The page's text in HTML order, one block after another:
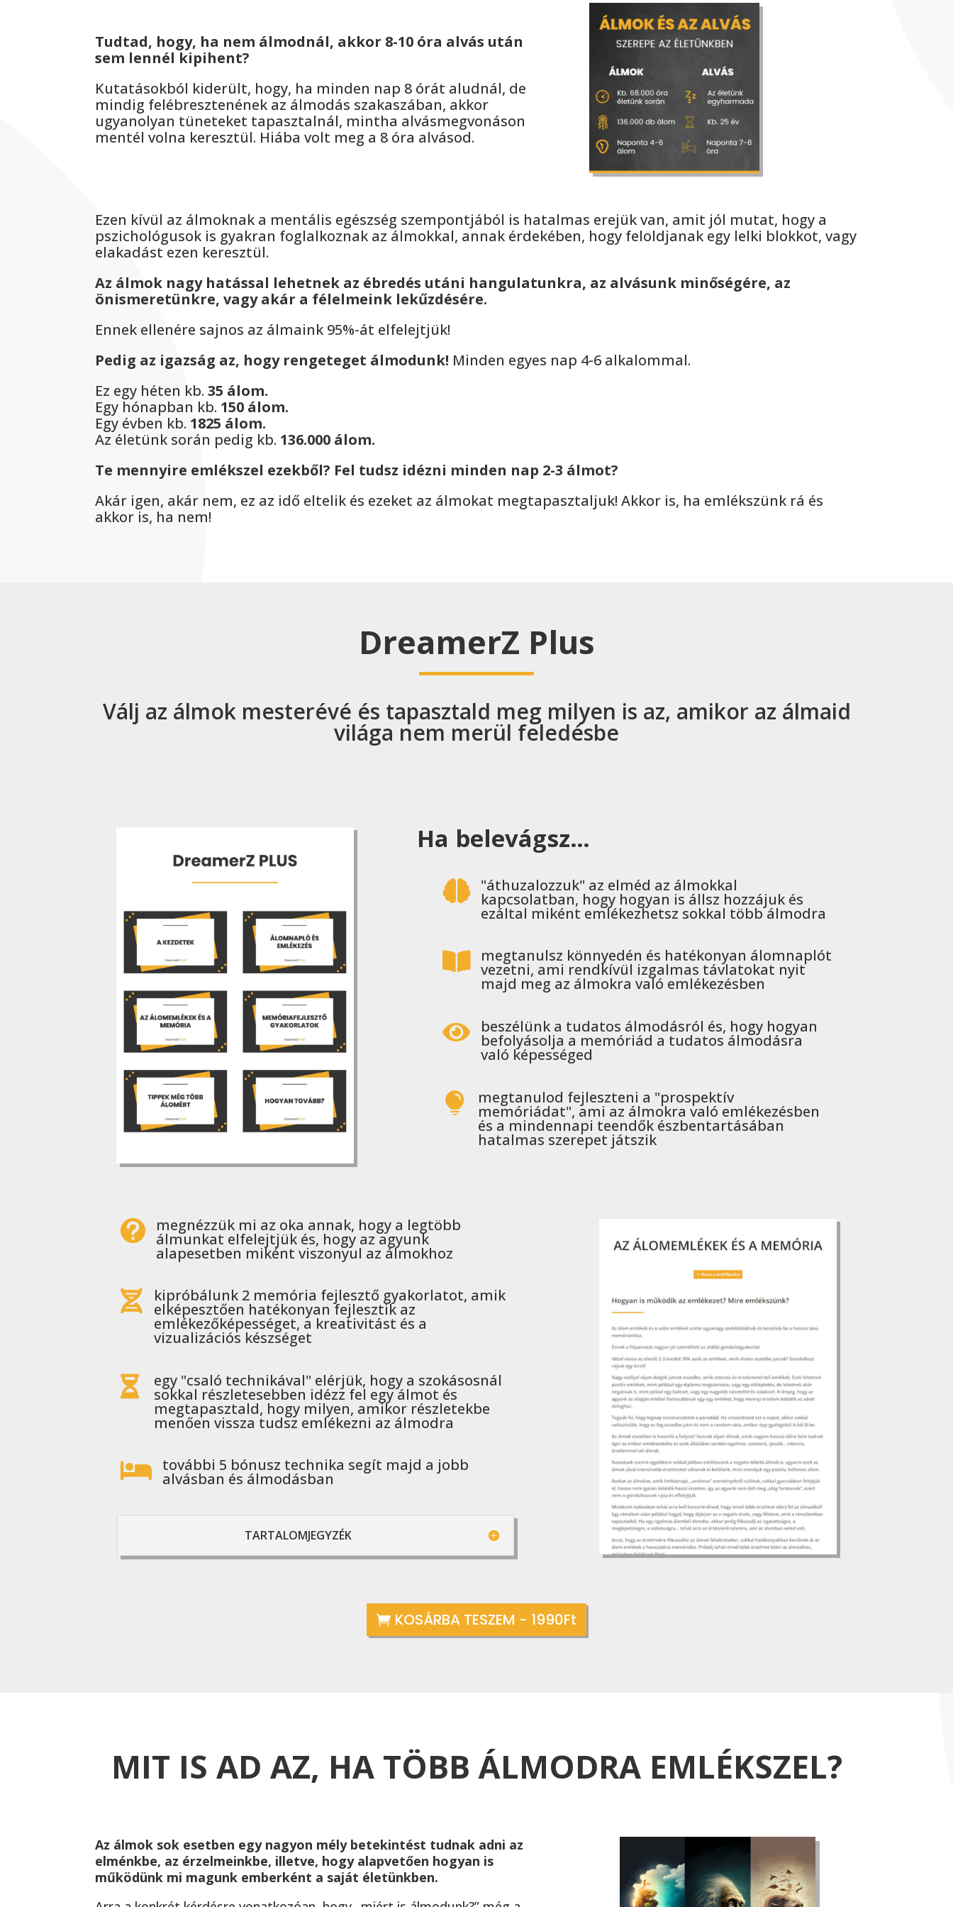
Tudtad, hogy, ha nem álmodnál, akkor 8-10 óra alvás után
sem lennél kipihent?
Kutatásokból kiderült, hogy, ha minden nap 8 órát aludnál, de
mindig felébresztenének az álmodás szakaszában, akkor
ugyanolyan tüneteket tapasztalnál, mintha alvásmegvonáson
mentél volna keresztül. Hiába volt meg a 8 óra alvásod.
Ezen kívül az álmoknak a mentális egészség szempontjából is hatalmas erejük van, amit jól mutat, hogy a
pszichológusok is gyakran foglalkoznak az álmokkal, annak érdekében, hogy feloldjanak egy lelki blokkot, vagy
elakadást ezen keresztül.
Az álmok nagy hatással lehetnek az ébredés utáni hangulatunkra, az alvásunk minőségére, az
önismeretünkre, vagy akár a félelmeink lekűzdésére.
Ennek ellenére sajnos az álmaink 95%-át elfelejtjük!
Pedig az igazság az, hogy rengeteget álmodunk! Minden egyes nap 4-6 alkalommal.
Ez egy héten kb.35 álom.
Egy hónapban kb. 150 álom.
Egy évben kb. 1825 álom.
Az életünk során pedig kb. 136.000 álom.
Te mennyire emlékszel ezekből? Fel tudsz idézni minden nap 2-3 álmot?
Akár igen, akár nem, ez az idő eltelik és ezeket az álmokat megtapasztaljuk! Akkor is, ha emlékszünk rá és
akkor is, ha nem!
DreamerZ Plus
Válj az álmok mesterévé és tapasztald meg milyen is az, amikor az álmaid
világa nem merül feledésbe
Ha belevágsz…
 "áthuzalozzuk" az elméd az álmokkal
kapcsolatban, hogy hogyan is állsz hozzájuk és
ezáltal miként emlékezhetsz sokkal több álmodra
 megtanulsz könnyedén és hatékonyan álomnaplót
vezetni, ami rendkívül izgalmas távlatokat nyit
majd meg az álmokra való emlékezésben
 beszélünk a tudatos álmodásról és, hogy hogyan
befolyásolja a memóriád a tudatos álmodásra
való képességed
 megtanulod fejleszteni a "prospektív
memóriádat", ami az álmokra való emlékezésben
és a mindennapi teendők észbentartásában
hatalmas szerepet játszik
 megnézzük mi az oka annak, hogy a legtöbb
álmunkat elfelejtjük és, hogy az agyunk
alapesetben miként viszonyul az álmokhoz
 kipróbálunk 2 memória fejlesztő gyakorlatot, amik
elképesztően hatékonyan fejlesztik az
emlékezőképességet, a kreativitást és a
vizualizációs készséget
 egy "csaló technikával" elérjük, hogy a szokásosnál
sokkal részletesebben idézz fel egy álmot és
megtapasztald, hogy milyen, amikor részletekbe
menően vissza tudsz emlékezni az álmodra
 további 5 bónusz technika segít majd a jobb
alvásban és álmodásban
TARTALOMJEGYZÉK
KOSÁRBA TESZEM - 1990Ft
MIT IS AD AZ, HA TÖBB ÁLMODRA EMLÉKSZEL?
Az álmok sok esetben egy nagyon mély betekintést tudnak adni az
elménkbe, az érzelmeinkbe, illetve, hogy alapvetően hogyan is
működünk mi magunk emberként a saját életünkben.